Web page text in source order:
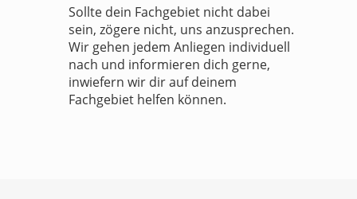
Sollte dein Fachgebiet nicht dabei
sein, zögere nicht, uns anzusprechen.
Wir gehen jedem Anliegen individuell
nach und informieren dich gerne,
inwiefern wir dir auf deinem
Fachgebiet helfen können.